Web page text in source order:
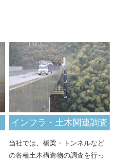
インフラ・土木関連調査
当社では、橋梁・トンネルなど
の各種土木構造物の調査を行っ